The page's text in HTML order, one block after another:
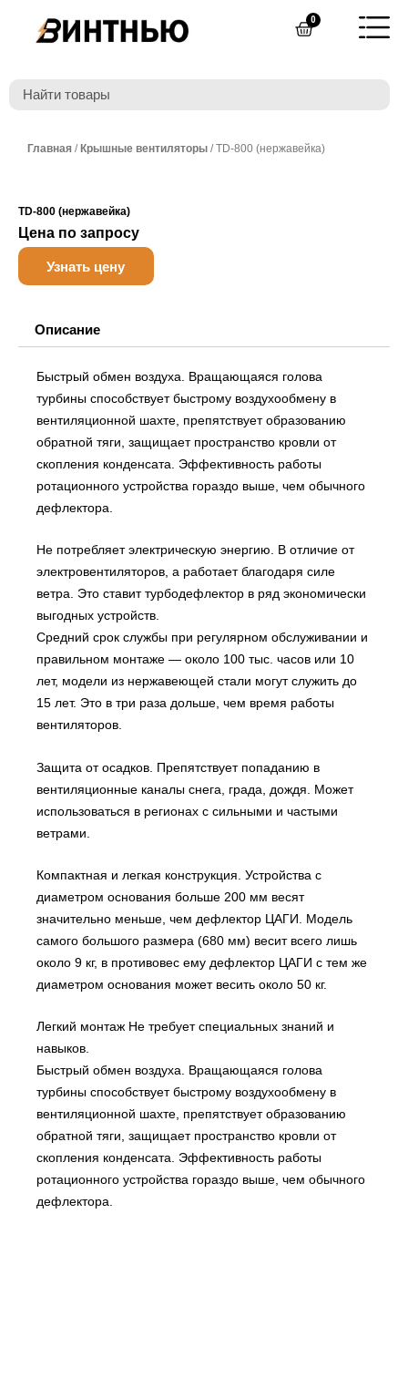
0Cart
Главная / Крышные вентиляторы / TD-800 (нержавейка)
TD-800 (нержавейка)
Цена по запросу
Узнать цену
Описание
Быстрый обмен воздуха. Вращающаяся голова
турбины способствует быстрому воздухообмену в
вентиляционной шахте, препятствует образованию
обратной тяги, защищает пространство кровли от
скопления конденсата. Эффективность работы
ротационного устройства гораздо выше, чем обычного
дефлектора.
Не потребляет электрическую энергию. В отличие от
электровентиляторов, а работает благодаря силе
ветра. Это ставит турбодефлектор в ряд экономически
выгодных устройств.
Средний срок службы при регулярном обслуживании и
правильном монтаже — около 100 тыс. часов или 10
лет, модели из нержавеющей стали могут служить до
15 лет. Это в три раза дольше, чем время работы
вентиляторов.
Защита от осадков. Препятствует попаданию в
вентиляционные каналы снега, града, дождя. Может
использоваться в регионах с сильными и частыми
ветрами.
Компактная и легкая конструкция. Устройства с
диаметром основания больше 200 мм весят
значительно меньше, чем дефлектор ЦАГИ. Модель
самого большого размера (680 мм) весит всего лишь
около 9 кг, в противовес ему дефлектор ЦАГИ с тем же
диаметром основания может весить около 50 кг.
Легкий монтаж Не требует специальных знаний и
навыков.
Быстрый обмен воздуха. Вращающаяся голова
турбины способствует быстрому воздухообмену в
вентиляционной шахте, препятствует образованию
обратной тяги, защищает пространство кровли от
скопления конденсата. Эффективность работы
ротационного устройства гораздо выше, чем обычного
дефлектора.